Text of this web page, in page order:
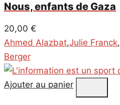
Nous, enfants de Gaza
20,00 €
Ahmed Alazbat,Julie Franck,
Berger
Ajouter au panier